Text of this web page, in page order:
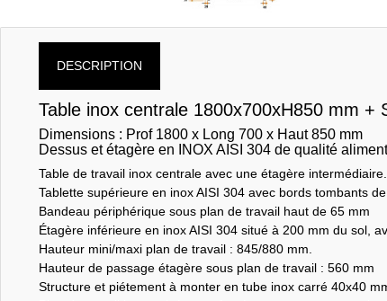
DESCRIPTION
Table inox centrale 1800x700xH850 mm
Dimensions : Prof 1800 x Long 700 x Haut 850 mm
Dessus et étagère en INOX AISI 304 de qualité
Table de travail inox centrale avec une étagère intermédiaire.
Tablette supérieure en inox AISI 304 avec bords tombants de
Bandeau périphérique sous plan de travail haut de 65 mm
Étagère inférieure en inox AISI 304 situé à 200 mm du sol,
Hauteur mini/maxi plan de travail : 845/880 mm.
Hauteur de passage étagère sous plan de travail : 560 mm
Structure et piétement à monter en tube inox carré 40x40